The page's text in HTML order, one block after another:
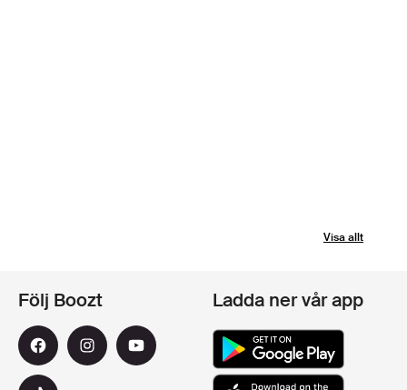
Visa allt
Följ Boozt Ladda ner vår app